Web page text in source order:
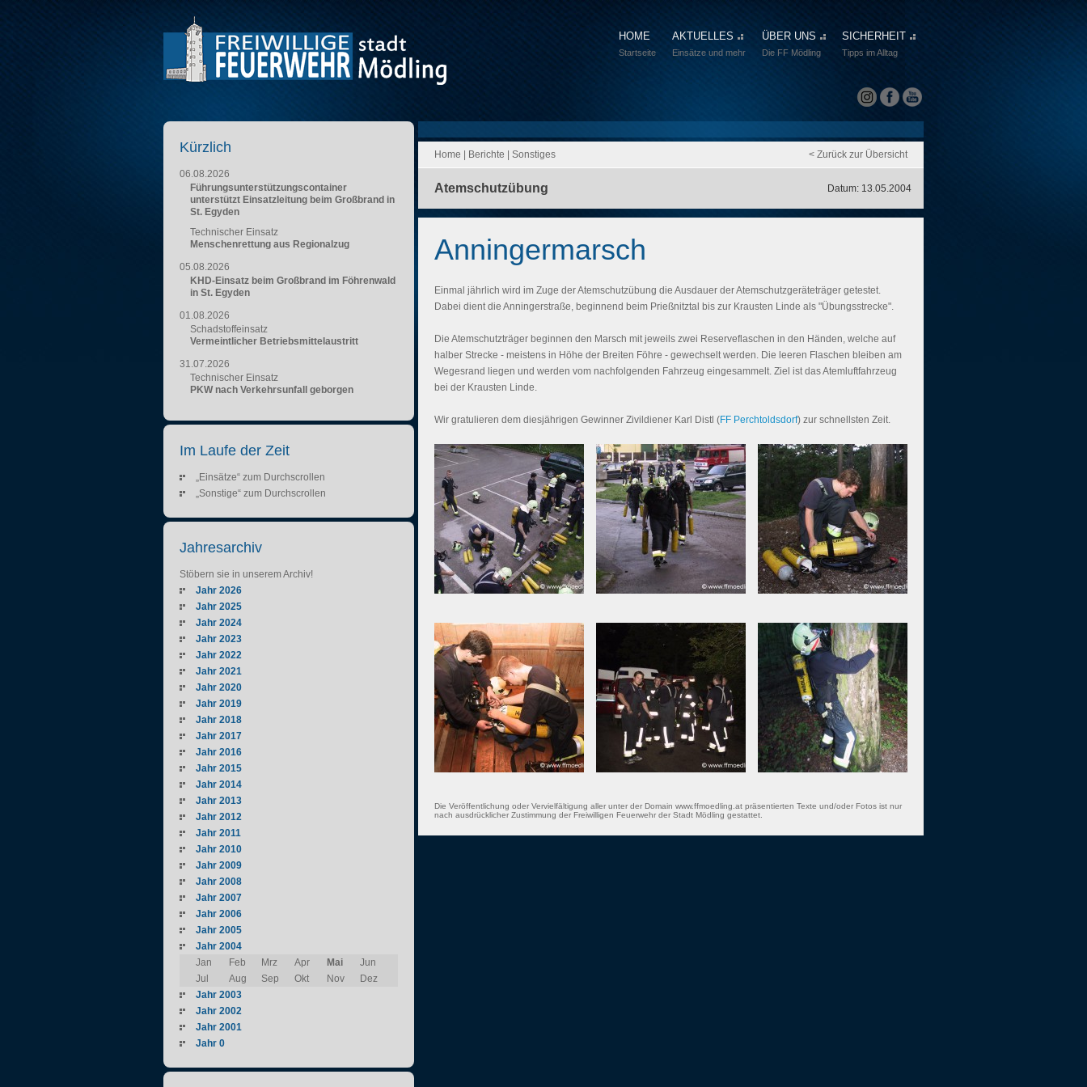
HOME
Startseite
AKTUELLES
Einsätze und mehr
ÜBER UNS
Die FF Mödling
SICHERHEIT
Tipps im Alltag
Home Berichte Sonstiges < Zurück zur Übersicht
Atemschutzübung Datum: 13.05.2004
Anningermarsch
Einmal jährlich wird im Zuge der Atemschutzübung die Ausdauer der Atemschutzgeräteträger getestet.
Dabei dient die Anningerstraße, beginnend beim Prießnitztal bis zur Krausten Linde als "Übungsstrecke".
Die Atemschutzträger beginnen den Marsch mit jeweils zwei Reserveflaschen in den Händen, welche auf
halber Strecke - meistens in Höhe der Breiten Föhre - gewechselt werden. Die leeren Flaschen bleiben am
Wegesrand liegen und werden vom nachfolgenden Fahrzeug eingesammelt. Ziel ist das Atemluftfahrzeug
bei der Krausten Linde.
Wir gratulieren dem diesjährigen Gewinner Zivildiener Karl Distl (FF Perchtoldsdorf) zur schnellsten Zeit.
Die Veröffentlichung oder Vervielfältigung aller unter der Domain www.ffmoedling.at präsentierten Texte und/oder Fotos ist nur
nach ausdrücklicher Zustimmung der Freiwilligen Feuerwehr der Stadt Mödling gestattet.
Kürzlich
06.08.2026
Führungsunterstützungscontainer
unterstützt Einsatzleitung beim Großbrand in
St. Egyden
Technischer Einsatz
Menschenrettung aus Regionalzug
05.08.2026
KHD-Einsatz beim Großbrand im Föhrenwald
in St. Egyden
01.08.2026
Schadstoffeinsatz
Vermeintlicher Betriebsmittelaustritt
31.07.2026
Technischer Einsatz
PKW nach Verkehrsunfall geborgen
Im Laufe der Zeit
„Einsätze“ zum Durchscrollen
„Sonstige“ zum Durchscrollen
Jahresarchiv
Stöbern sie in unserem Archiv!
Jahr 2026
Jahr 2025
Jahr 2024
Jahr 2023
Jahr 2022
Jahr 2021
Jahr 2020
Jahr 2019
Jahr 2018
Jahr 2017
Jahr 2016
Jahr 2015
Jahr 2014
Jahr 2013
Jahr 2012
Jahr 2011
Jahr 2010
Jahr 2009
Jahr 2008
Jahr 2007
Jahr 2006
Jahr 2005
Jahr 2004
Jan
Feb Mrz Apr Mai
Jun
Jul
Aug Sep Okt Nov
Dez
Jahr 2003
Jahr 2002
Jahr 2001
Jahr 0